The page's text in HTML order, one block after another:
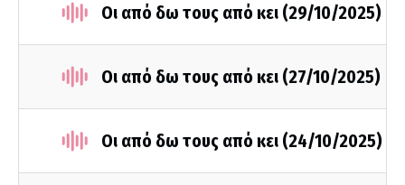
Οι από δω τους από κει (29/10/2025)
Οι από δω τους από κει (27/10/2025)
Οι από δω τους από κει (24/10/2025)